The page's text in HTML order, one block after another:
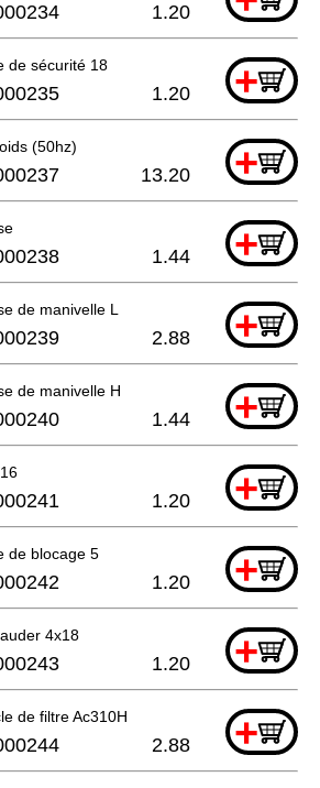
1.20
de sécurité 18 +
1.20
(50hz) +
13.20
+
1.44
de manivelle L +
2.88
de manivelle H +
1.44
+
1.20
de blocage 5 +
1.20
4x18 +
1.20
de filtre Ac310H +
2.88